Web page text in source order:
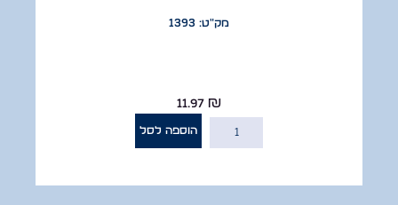
מק"ט: 1393
11.97₪
הוספה לסל